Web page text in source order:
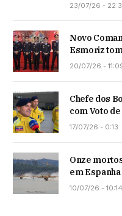
23/07/26 -
Novo
Esmoriz
20/07/26 -
Chefe dos
com Voto
17/07/26 - 0:13
Onze
em Espanha
10/07/26 - 10:14